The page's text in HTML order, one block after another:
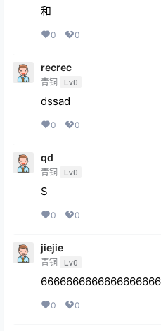
和
0 0
recrec
青铜 Lv0
dssad
0 0
qd
青铜 Lv0
S
0 0
jiejie
青铜 Lv0
0 0